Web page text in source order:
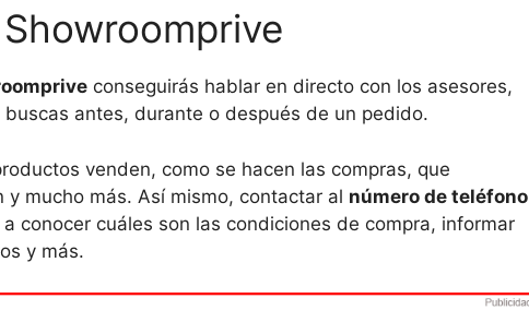
conseguirás hablar en directo con los asesores,
antes, durante o después de un pedido.
venden, como se hacen las compras, que
mucho más. Así mismo, contactar al número de teléfono
conocer cuáles son las condiciones de compra, informar
y más.